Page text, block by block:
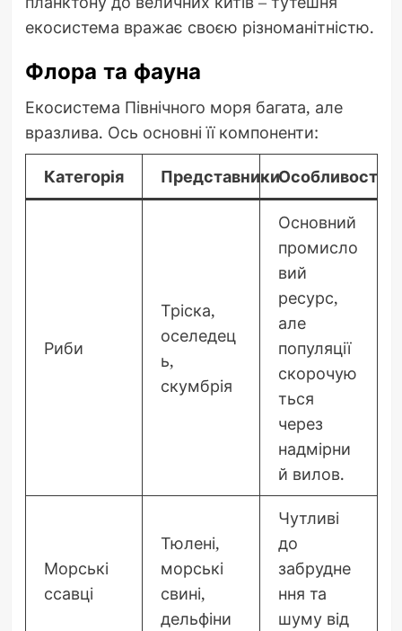
екосистема вражає своєю різноманітністю.
Флора та фауна
Екосистема Північного моря багата, але
вразлива. Ось основні її компоненти:
Категорія ПредставникиОсобливості
Риби
Тріска,
оселедец
ь,
скумбрія
Основний
промисло
вий
ресурс,
але
популяції
скорочую
ться
через
надмірни
й вилов.
Морські
ссавці
Тюлені,
морські
свині,
дельфіни
Чутливі
до
забрудне
ння та
шуму від